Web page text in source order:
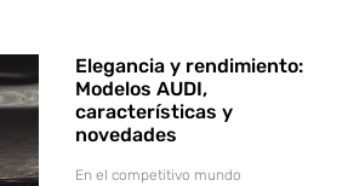
Elegancia y rendimiento:
Modelos AUDI,
características y
novedades
En el competitivo mundo